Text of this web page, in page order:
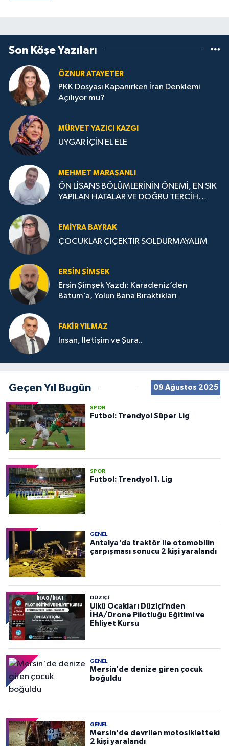
Son Köşe Yazıları
ÖZNUR ATAYETER
PKK Dosyası Kapanırken İran Denklemi
Açılıyor mu?
MÜRVET YAZICI KAZGI
UYGAR İÇİN EL ELE
MEHMET MARAŞANLI
ÖN LİSANS BÖLÜMLERİNİN ÖNEMİ, EN SIK
YAPILAN HATALAR VE DOĞRU TERCİH
EMIYRA BAYRAK
ÇOCUKLAR ÇİÇEKTİR SOLDURMAYALIM
ERSIN ŞIMŞEK
Ersin Şimşek Yazdı: Karadeniz’den
Batum’a, Yolun Bana Bıraktıkları
FAKIR YILMAZ
İnsan, İletişim ve Şura..
Geçen Yıl Bugün 09 Ağustos 2025
SPOR
Futbol: Trendyol Süper Lig
SPOR
Futbol: Trendyol 1. Lig
GENEL
Antalya'da traktör ile otomobilin
çarpışması sonucu 2 kişi yaralandı
DÜZIÇI
Ülkü Ocakları Düziçi’nden
İHA/Drone Pilotluğu Eğitimi ve
Ehliyet Kursu
GENEL
Mersin'de denize giren çocuk
boğuldu
GENEL
Mersin'de devrilen motosikletteki
2 kişi yaralandı